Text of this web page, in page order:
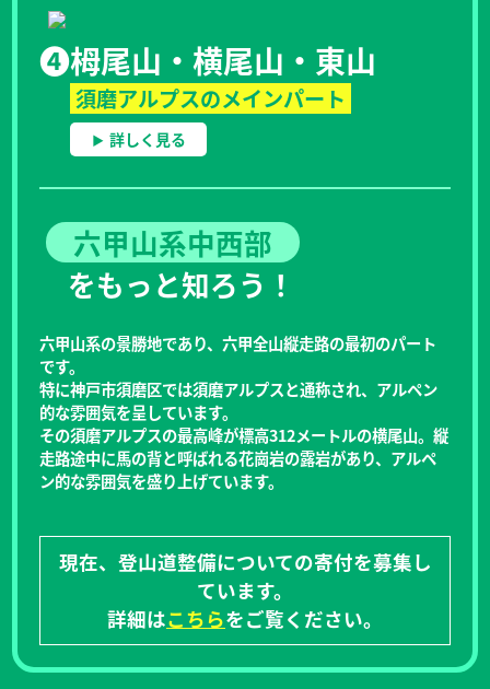
❹栂尾山・横尾山・東山
須磨アルプスのメインパート
詳しく見る
六甲山系中西部
をもっと知ろう！
六甲山系の景勝地であり、六甲全山縦走路の最初のパート
です。
特に神戸市須磨区では須磨アルプスと通称され、アルペン
的な雰囲気を呈しています。
その須磨アルプスの最高峰が標高312メートルの横尾山。縦
走路途中に馬の背と呼ばれる花崗岩の露岩があり、アルペ
ン的な雰囲気を盛り上げています。
現在、登山道整備についての寄付を募集し
ています。
詳細はこちらをご覧ください。